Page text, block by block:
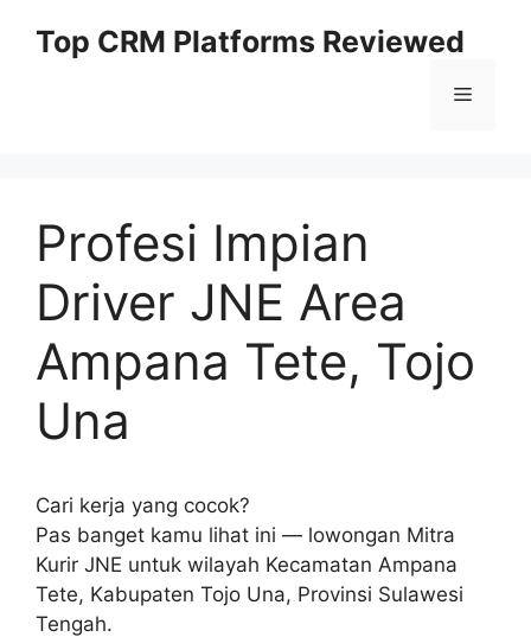
Top CRM Platforms Reviewed
Menu
Profesi Impian
Driver JNE Area
Ampana Tete, Tojo
Una
Cari kerja yang cocok?
Pas banget kamu lihat ini — lowongan Mitra
Kurir JNE untuk wilayah Kecamatan Ampana
Tete, Kabupaten Tojo Una, Provinsi Sulawesi
Tengah.